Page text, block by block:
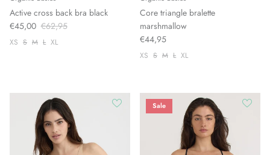
Active cross back bra black
€45,00 €62,95
XS S M L XL
Core triangle bralette
marshmallow
€44,95
XS S M L XL
Sale